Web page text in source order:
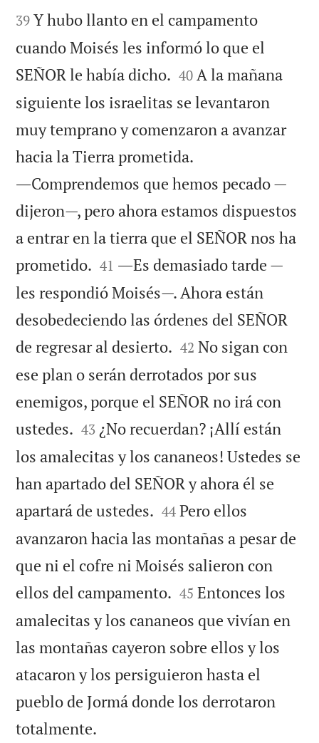


39 Y hubo llanto en el campamento
cuando Moisés les informó lo que el
SEÑOR le había dicho. 

40 A la mañana
siguiente los israelitas se levantaron
muy temprano y comenzaron a avanzar
hacia la Tierra prometida.
―Comprendemos que hemos pecado —
dijeron—, pero ahora estamos dispuestos
a entrar en la tierra que el SEÑOR nos ha
prometido. 

41 ―Es demasiado tarde —
les respondió Moisés—. Ahora están
desobedeciendo las órdenes del SEÑOR
de regresar al desierto. 

42 No sigan con
ese plan o serán derrotados por sus
enemigos, porque el SEÑOR no irá con
ustedes. 

43 ¿No recuerdan? ¡Allí están
los amalecitas y los cananeos! Ustedes se
han apartado del SEÑOR y ahora él se
apartará de ustedes. 

44 Pero ellos
avanzaron hacia las montañas a pesar de
que ni el cofre ni Moisés salieron con
ellos del campamento. 

45 Entonces los
amalecitas y los cananeos que vivían en
las montañas cayeron sobre ellos y los
atacaron y los persiguieron hasta el
pueblo de Jormá donde los derrotaron
totalmente.